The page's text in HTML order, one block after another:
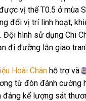
vị thế T0.5 ở mùa
đổi vị trí linh hoạt,
hình sử dụng Chi
đi đường lẫn giao
Hoài Chân hỗ trợ và
từ đòn đánh cường
đáng kể lượng sát